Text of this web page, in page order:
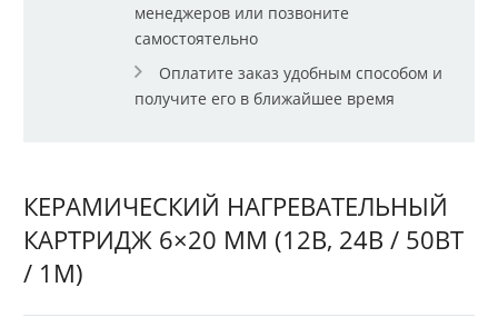
менеджеров или позвоните
самостоятельно
Оплатите заказ удобным способом и
получите его в ближайшее время
КЕРАМИЧЕСКИЙ НАГРЕВАТЕЛЬНЫЙ
КАРТРИДЖ 6×20 ММ (12В, 24В / 50ВТ
/ 1М)